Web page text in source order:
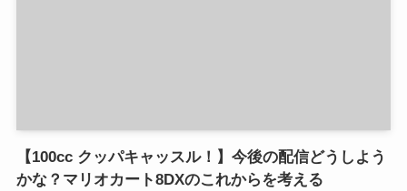
【100cc クッパキャッスル！】今後の配信どうしよう
かな？マリオカート8DXのこれからを考える